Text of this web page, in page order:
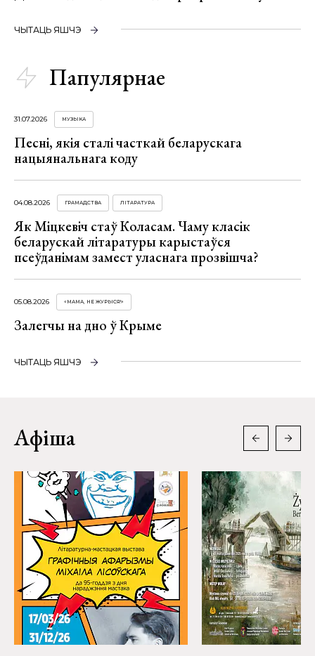
ЧЫТАЦЬ ЯШЧЭ
Папулярнае
31.07.2026 МУЗЫКА
Песні, якія сталі часткай беларускага
нацыянальнага коду
04.08.2026 ГРАМАДСТВА ЛІТАРАТУРА
Як Міцкевіч стаў Коласам. Чаму класік
беларускай літаратуры карыстаўся
псеўданімам замест уласнага прозвішча?
05.08.2026 «МАМА, НЕ ЖУРЫСЯ!»
Залегчы на дно ў Крыме
ЧЫТАЦЬ ЯШЧЭ
Афіша